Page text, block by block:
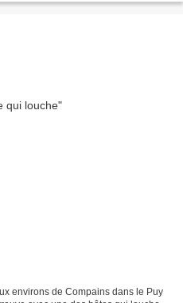
environs de Compains dans le Puy